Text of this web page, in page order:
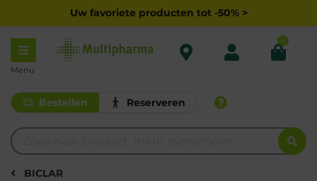
Uw favoriete producten tot -50% >
Menu
0
Bestellen Reserveren
BICLAR